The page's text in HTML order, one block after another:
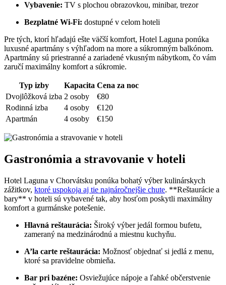
Vybavenie: TV s plochou obrazovkou, minibar, trezor
Bezplatné Wi-Fi: dostupné v celom hoteli
Pre tých, ktorí hľadajú ešte väčší komfort, Hotel Laguna ponúka
luxusné apartmány s výhľadom na more a súkromným balkónom.
Apartmány sú priestranné a zariadené vkusným nábytkom, čo vám
zaručí maximálny komfort a súkromie.
Typ izby Kapacita Cena za noc
Dvojlôžková izba 2 osoby
€80
Rodinná izba
4 osoby
€120
Apartmán
4 osoby €150
Gastronómia a stravovanie v hoteli
Hotel Laguna v Chorvátsku ponúka bohatý výber kulinárskych
zážitkov, ktoré uspokoja aj tie najnáročnejšie chute. **Reštaurácie a
bary** v hoteli sú vybavené tak, aby hosťom poskytli maximálny
komfort a gurmánske potešenie.
Hlavná reštaurácia: Široký výber jedál formou bufetu,
zameraný na medzinárodnú a miestnu kuchyňu.
A’la carte reštaurácia: Možnosť objednať si jedlá z menu,
ktoré sa pravidelne obmieňa.
Bar pri bazéne: Osviežujúce nápoje a ľahké občerstvenie